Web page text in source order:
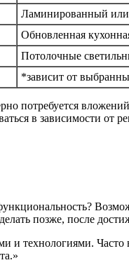
Ламинированный
Обновленная
Потолочные
*зависит от
потребуется
в зависимости от
позже, после
и технологиями.